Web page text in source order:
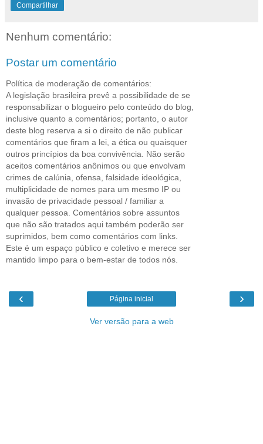
Compartilhar
Nenhum comentário:
Postar um comentário
Política de moderação de comentários:
A legislação brasileira prevê a possibilidade de se
responsabilizar o blogueiro pelo conteúdo do blog,
inclusive quanto a comentários; portanto, o autor
deste blog reserva a si o direito de não publicar
comentários que firam a lei, a ética ou quaisquer
outros princípios da boa convivência. Não serão
aceitos comentários anônimos ou que envolvam
crimes de calúnia, ofensa, falsidade ideológica,
multiplicidade de nomes para um mesmo IP ou
invasão de privacidade pessoal / familiar a
qualquer pessoa. Comentários sobre assuntos
que não são tratados aqui também poderão ser
suprimidos, bem como comentários com links.
Este é um espaço público e coletivo e merece ser
mantido limpo para o bem-estar de todos nós.
‹ ›
Página inicial
Ver versão para a web